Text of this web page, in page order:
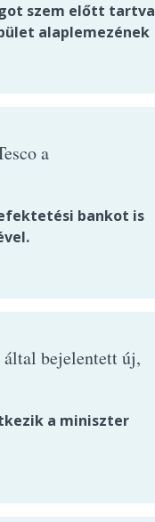
szem előtt tartva
alaplemezének
a
bankot is
által bejelentett új,
a miniszter